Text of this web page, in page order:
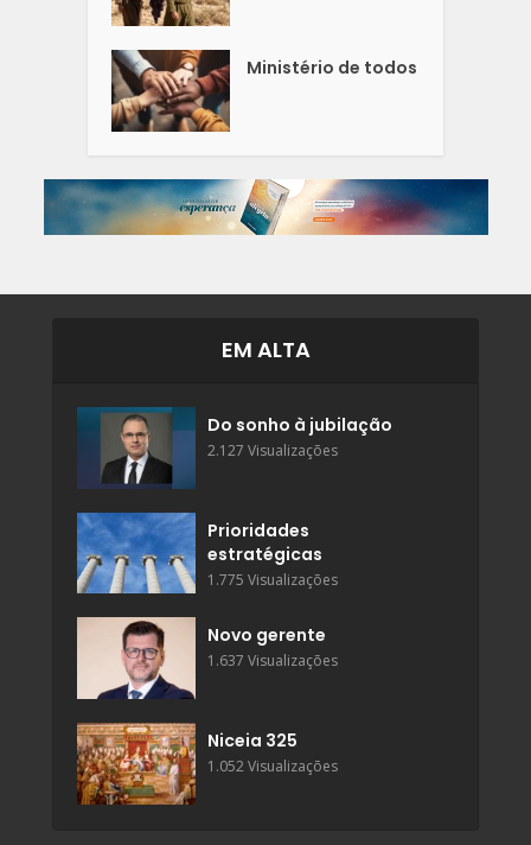
Ministério de todos
EM ALTA
Do sonho à jubilação
2.127 Visualizações
Prioridades
estratégicas
1.775 Visualizações
Novo gerente
1.637 Visualizações
Niceia 325
1.052 Visualizações